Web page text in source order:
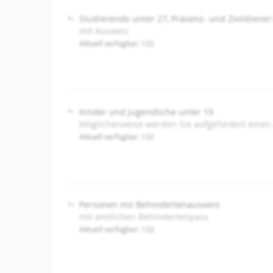
Studierende unter 27, Präsenz- und
mit Ausweis
Aktuell verfügbar: 132
Kinder und Jugendliche unter 19
Möglicherweise werden Sie aufgefordert einen
Aktuell verfügbar: 132
Personen mit Behindertenausweis
mit amtlichen Behindertenpass
Aktuell verfügbar: 132